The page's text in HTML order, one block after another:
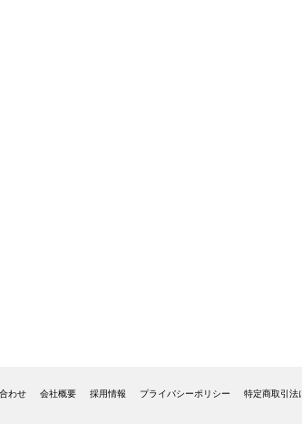
わせ 会社概要 採用情報 プライバシーポリシー 特定商取引法